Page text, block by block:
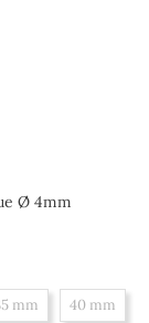
Ø 4mm
mm 40 mm